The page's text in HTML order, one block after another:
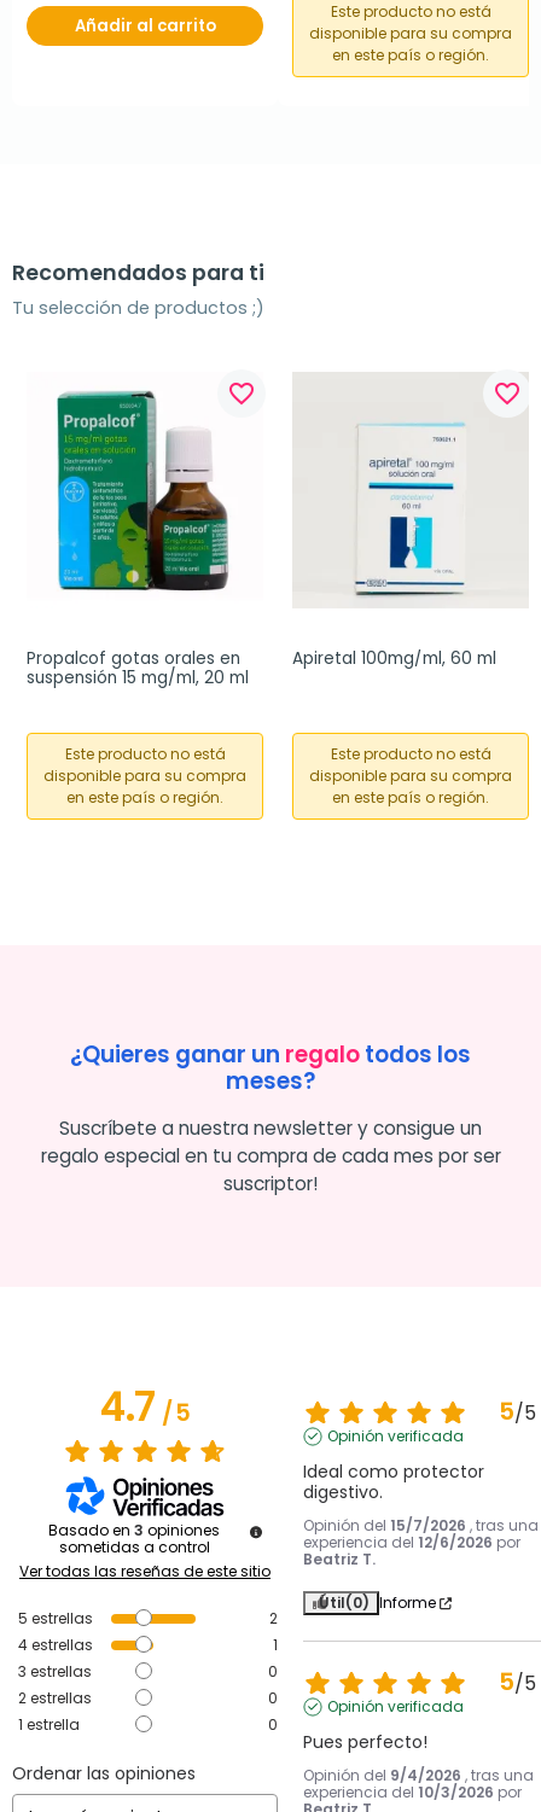
Añadir al carrito
Este producto no está
disponible para su compra
en este país o región.
Recomendados para ti
Tu selección de productos ;)
favorite_border
Propalcof gotas orales en
suspensión 15 mg/ml, 20 ml
Este producto no está
disponible para su compra
en este país o región.
favorite_border
Apiretal 100mg/ml, 60 ml
Este producto no está
disponible para su compra
en este país o región.
¿Quieres ganar un regalotodos los
meses?
Suscríbete a nuestra newsletter y consigue un
regalo especial en tu compra de cada mes por ser
suscriptor!
4.7/5
Basado en 3 opiniones
sometidas a control
Ver todas las reseñas de este sitio
5 estrellas
2
4estrellas
1
3 estrellas
0
2estrellas
0
1 estrella 0
Ordenar las opiniones
5/5
Opinión verificada
Ideal como protector
digestivo.
Opinión del 15/7/2026 , tras una
experiencia del 12/6/2026 por
Beatriz T.
Útil(0) Informe
5/5
Opinión verificada
Pues perfecto!
Opinión del 9/4/2026 , tras una
experiencia del 10/3/2026 por